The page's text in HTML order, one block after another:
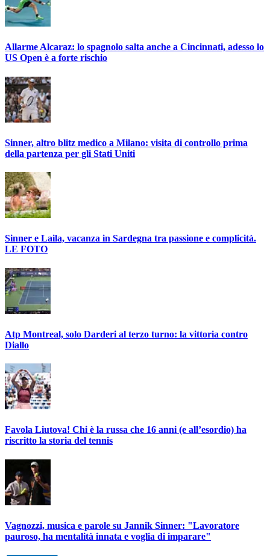
Allarme Alcaraz: lo spagnolo salta anche a Cincinnati, adesso lo
US Open è a forte rischio
Sinner, altro blitz medico a Milano: visita di controllo prima
della partenza per gli Stati Uniti
Sinner e Laila, vacanza in Sardegna tra passione e complicità.
LE FOTO
Atp Montreal, solo Darderi al terzo turno: la vittoria contro
Diallo
Favola Liutova! Chi è la russa che 16 anni (e all’esordio) ha
riscritto la storia del tennis
Vagnozzi, musica e parole su Jannik Sinner: "Lavoratore
pauroso, ha mentalità innata e voglia di imparare"